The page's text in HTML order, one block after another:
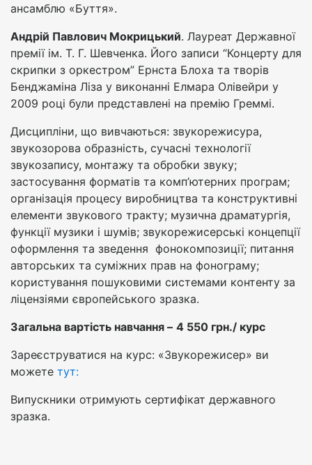
ансамблю «Буття».
Андрій Павлович Мокрицький. Лауреат Державної
премії ім. Т. Г. Шевченка. Його записи “Концерту для
скрипки з оркестром” Ернста Блоха та творів
Бенджаміна Ліза у виконанні Елмара Олівейри у
2009 році були представлені на премію Греммі.
Дисципліни, що вивчаються: звукорежисура,
звукозорова образність, сучасні технології
звукозапису, монтажу та обробки звуку;
застосування форматів та комп’ютерних програм;
організація процесу виробництва та конструктивні
елементи звукового тракту; музична драматургія,
функції музики і шумів; звукорежисерські концепції
оформлення та зведення фонокомпозиції; питання
авторських та суміжних прав на фонограму;
користування пошуковими системами контенту за
ліцензіями європейського зразка.
Загальна вартість навчання – 4 550 грн./ курс
Зареєструватися на курс: «Звукорежисер» ви
можете тут:
Випускники отримують сертифікат державного
зразка.